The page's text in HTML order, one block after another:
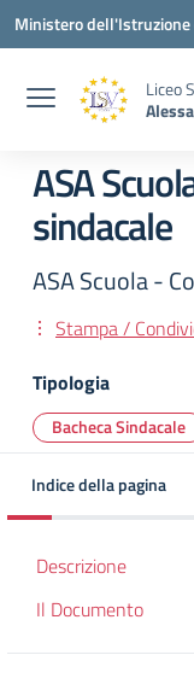
Vai ai contenuti
Vai al menu di
Vai al footer
Ministero
Liceo
ASA
sindacale
ASA Scuola -
Stampa /
Tipologia
Bacheca Sindacale
Indice della pagina
Descrizione
Il Documento